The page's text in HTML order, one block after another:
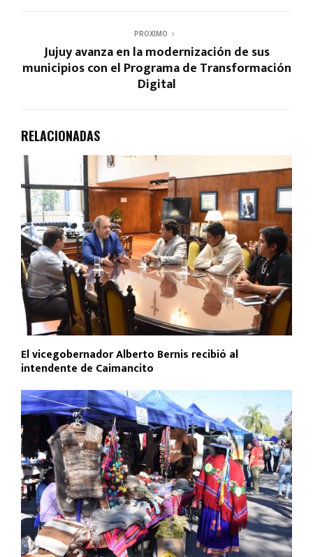
PROXIMO
Jujuy avanza en la modernización de sus
municipios con el Programa de Transformación
Digital
RELACIONADAS
El vicegobernador Alberto Bernis recibió al
intendente de Caimancito